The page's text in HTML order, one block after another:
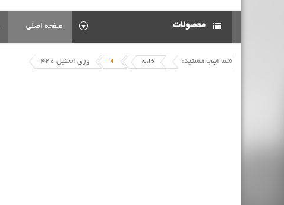
محصولات صفحه اصلی
شما اینجا هستید: خانه ورق استیل 420